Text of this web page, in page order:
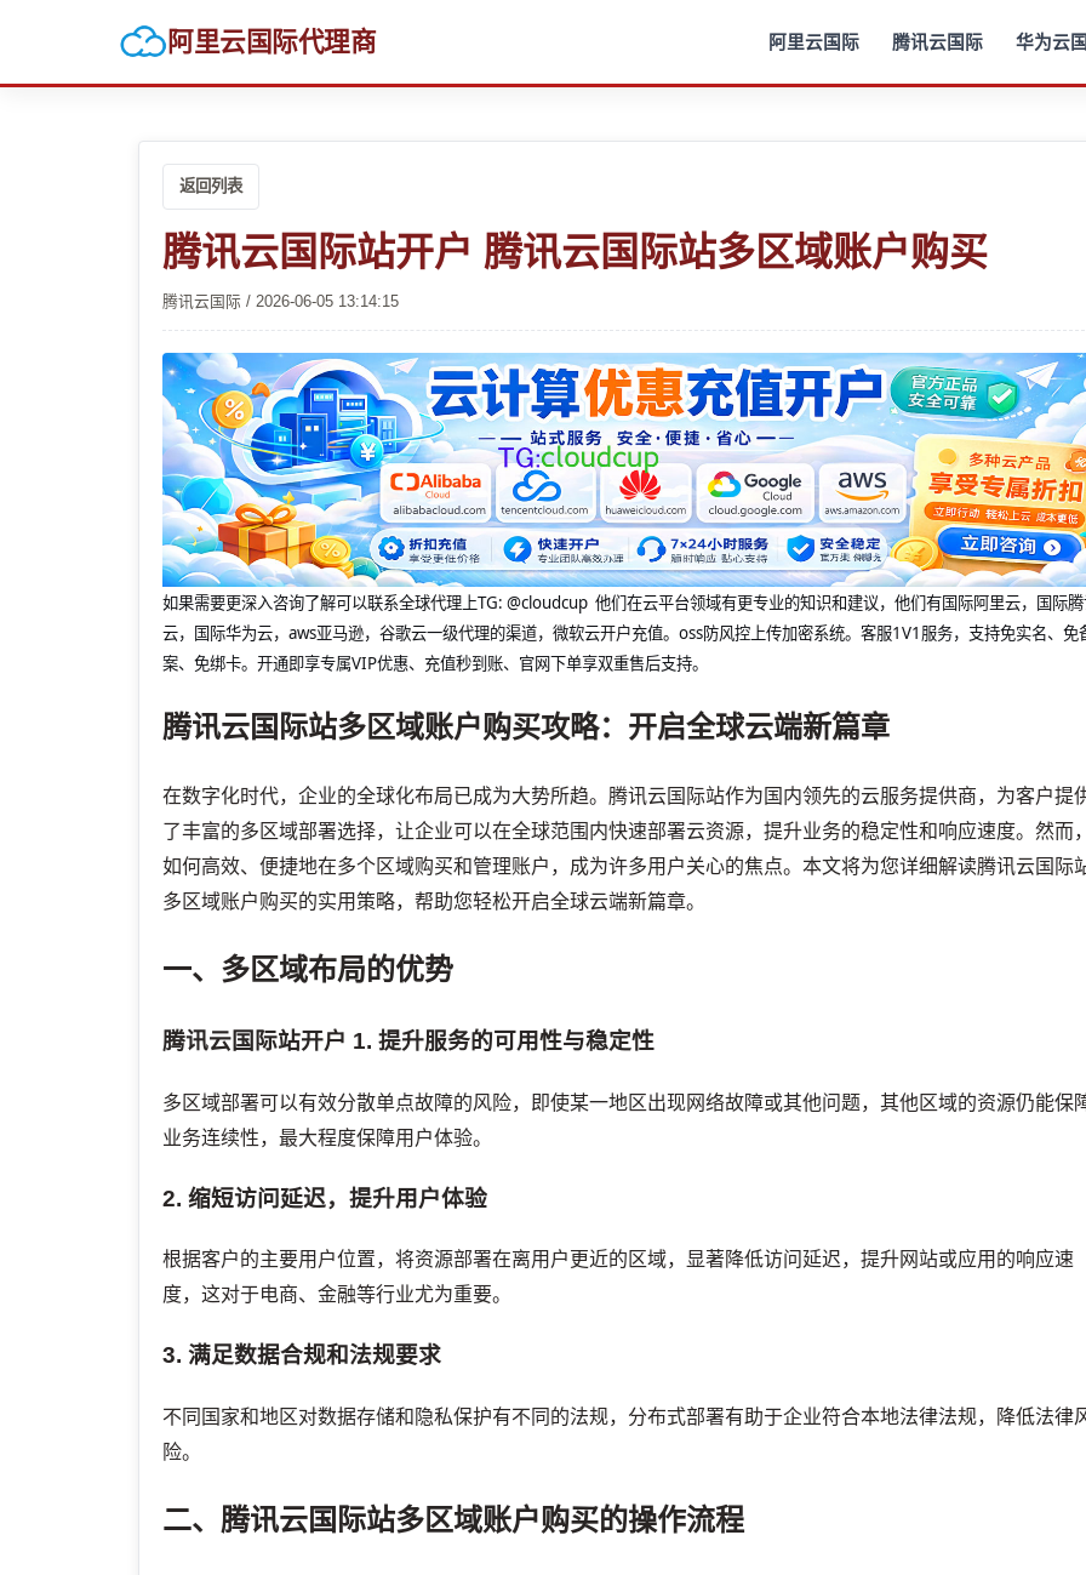
阿里云国际代理商 阿里云国际 腾讯云国际 华为云
返回列表
腾讯云国际站开户 腾讯云国际站多区域账户购买
腾讯云国际 / 2026-06-05 13:14:15
如果需要更深入咨询了解可以联系全球代理上TG: @cloudcup 他们在云平台领域有更专业的知识和建议，他们有国际阿里云，国际
云，国际华为云，aws亚马逊，谷歌云一级代理的渠道，微软云开户充值。oss防风控上传加密系统。客服1V1服务，支持免实名、免
案、免绑卡。开通即享专属VIP优惠、充值秒到账、官网下单享双重售后支持。
腾讯云国际站多区域账户购买攻略：开启全球云端新篇章
在数字化时代，企业的全球化布局已成为大势所趋。腾讯云国际站作为国内领先的云服务提供商，为客户提
了丰富的多区域部署选择，让企业可以在全球范围内快速部署云资源，提升业务的稳定性和响应速度。然而
如何高效、便捷地在多个区域购买和管理账户，成为许多用户关心的焦点。本文将为您详细解读腾讯云国际
多区域账户购买的实用策略，帮助您轻松开启全球云端新篇章。
一、多区域布局的优势
腾讯云国际站开户 1. 提升服务的可用性与稳定性
多区域部署可以有效分散单点故障的风险，即使某一地区出现网络故障或其他问题，其他区域的资源仍能保
业务连续性，最大程度保障用户体验。
2. 缩短访问延迟，提升用户体验
根据客户的主要用户位置，将资源部署在离用户更近的区域，显著降低访问延迟，提升网站或应用的响应速
度，这对于电商、金融等行业尤为重要。
3. 满足数据合规和法规要求
不同国家和地区对数据存储和隐私保护有不同的法规，分布式部署有助于企业符合本地法律法规，降低法律
险。
二、腾讯云国际站多区域账户购买的操作流程